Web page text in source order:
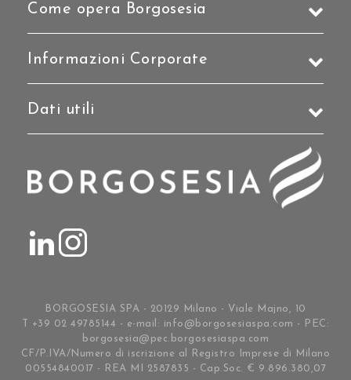
Come opera Borgosesia
Informazioni Corporate
Dati utili
BORGOSESIA SPA - 20129 Milano - Viale Majno, 10
T +39 02 49785144 - e-mail: info@borgosesiaspa.com - PEC:
borgosesia@pec.borgosesiaspa.com
CF/P.IVA/Numero di iscrizione al Registro Imprese di Milano
00554840017 - REA MI 2587835 - Cap.Soc. € 9.896.380,07